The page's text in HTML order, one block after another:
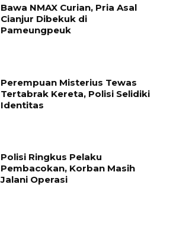
Bawa NMAX Curian, Pria Asal
Cianjur Dibekuk di
Pameungpeuk
Perempuan Misterius Tewas
Tertabrak Kereta, Polisi Selidiki
Identitas
Polisi Ringkus Pelaku
Pembacokan, Korban Masih
Jalani Operasi